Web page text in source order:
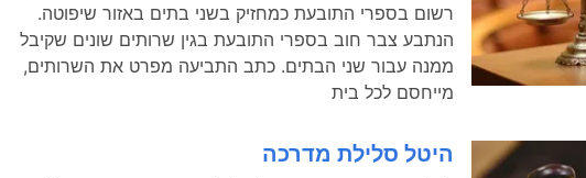
רשום בספרי התובעת כמחזיק בשני בתים באזור שיפוטה.
הנתבע צבר חוב בספרי התובעת בגין שרותים שונים שקיבל
ממנה עבור שני הבתים. כתב התביעה מפרט את השרותים,
מייחסם לכל בית
היטל סלילת מדרכה